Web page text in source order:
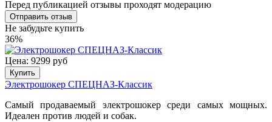
Перед публикацией отзывы проходят модерацию
Не забудьте купить
36%
Цена: 9299 руб
Купить
Электрошокер СПЕЦНАЗ-Классик
Самый продаваемый электрошокер среди самых мощных.
Идеален против людей и собак.